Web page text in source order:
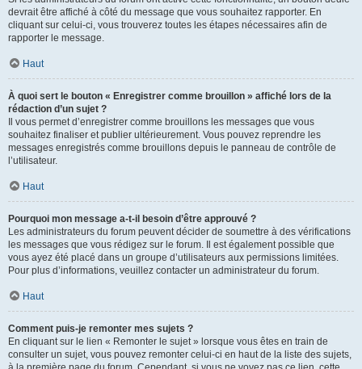
devrait être affiché à côté du message que vous souhaitez rapporter. En
cliquant sur celui-ci, vous trouverez toutes les étapes nécessaires afin de
rapporter le message.
Haut
À quoi sert le bouton « Enregistrer comme brouillon » affiché lors de la
rédaction d’un sujet ?
Il vous permet d’enregistrer comme brouillons les messages que vous
souhaitez finaliser et publier ultérieurement. Vous pouvez reprendre les
messages enregistrés comme brouillons depuis le panneau de contrôle de
l’utilisateur.
Haut
Pourquoi mon message a-t-il besoin d’être approuvé ?
Les administrateurs du forum peuvent décider de soumettre à des vérifications
les messages que vous rédigez sur le forum. Il est également possible que
vous ayez été placé dans un groupe d’utilisateurs aux permissions limitées.
Pour plus d’informations, veuillez contacter un administrateur du forum.
Haut
Comment puis-je remonter mes sujets ?
En cliquant sur le lien « Remonter le sujet » lorsque vous êtes en train de
consulter un sujet, vous pouvez remonter celui-ci en haut de la liste des sujets,